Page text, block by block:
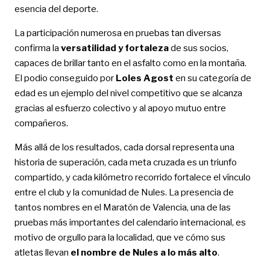
esencia del deporte.
La participación numerosa en pruebas tan diversas
confirma la versatilidad y fortalezade sus socios,
capaces de brillar tanto en el asfalto como en la montaña.
El podio conseguido por Loles Agost en su categoría de
edad es un ejemplo del nivel competitivo que se alcanza
gracias al esfuerzo colectivo y al apoyo mutuo entre
compañeros.
Más allá de los resultados, cada dorsal representa una
historia de superación, cada meta cruzada es un triunfo
compartido, y cada kilómetro recorrido fortalece el vínculo
entre el club y la comunidad de Nules. La presencia de
tantos nombres en el Maratón de Valencia, una de las
pruebas más importantes del calendario internacional, es
motivo de orgullo para la localidad, que ve cómo sus
atletas llevan el nombre de Nules a lo más alto.